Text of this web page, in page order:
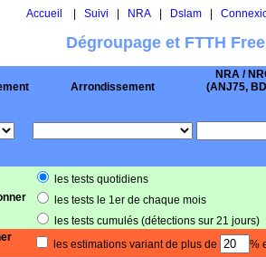
Accueil Suivi NRA| Dslam|
Dégroupage et FTTH
Arrondissement
NRA /
(ANJ75,
les tests quotidiens
les tests le 1er de chaque mois
les tests cumulés (détections sur 21 jours)
les estimations variant de plus de %